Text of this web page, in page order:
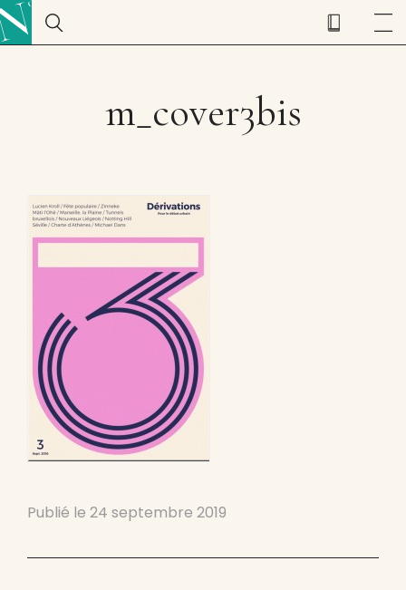
m_cover3bis
Publié le 24 septembre 2019